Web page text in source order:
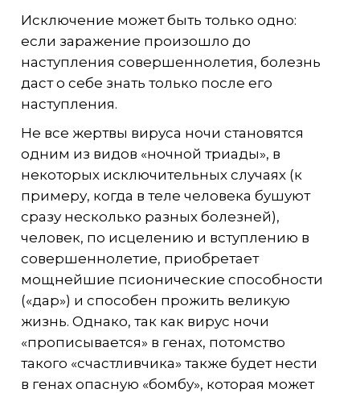
Исключение может быть только одно:
если заражение произошло до
наступления совершеннолетия, болезнь
даст о себе знать только после его
наступления.
Не все жертвы вируса ночи становятся
одним из видов «ночной триады», в
некоторых исключительных случаях (к
примеру, когда в теле человека бушуют
сразу несколько разных болезней),
человек, по исцелению и вступлению в
совершеннолетие, приобретает
мощнейшие псионические способности
(«дар») и способен прожить великую
жизнь. Однако, так как вирус ночи
«прописывается» в генах, потомство
такого «счастливчика» также будет нести
в генах опасную «бомбу», которая может